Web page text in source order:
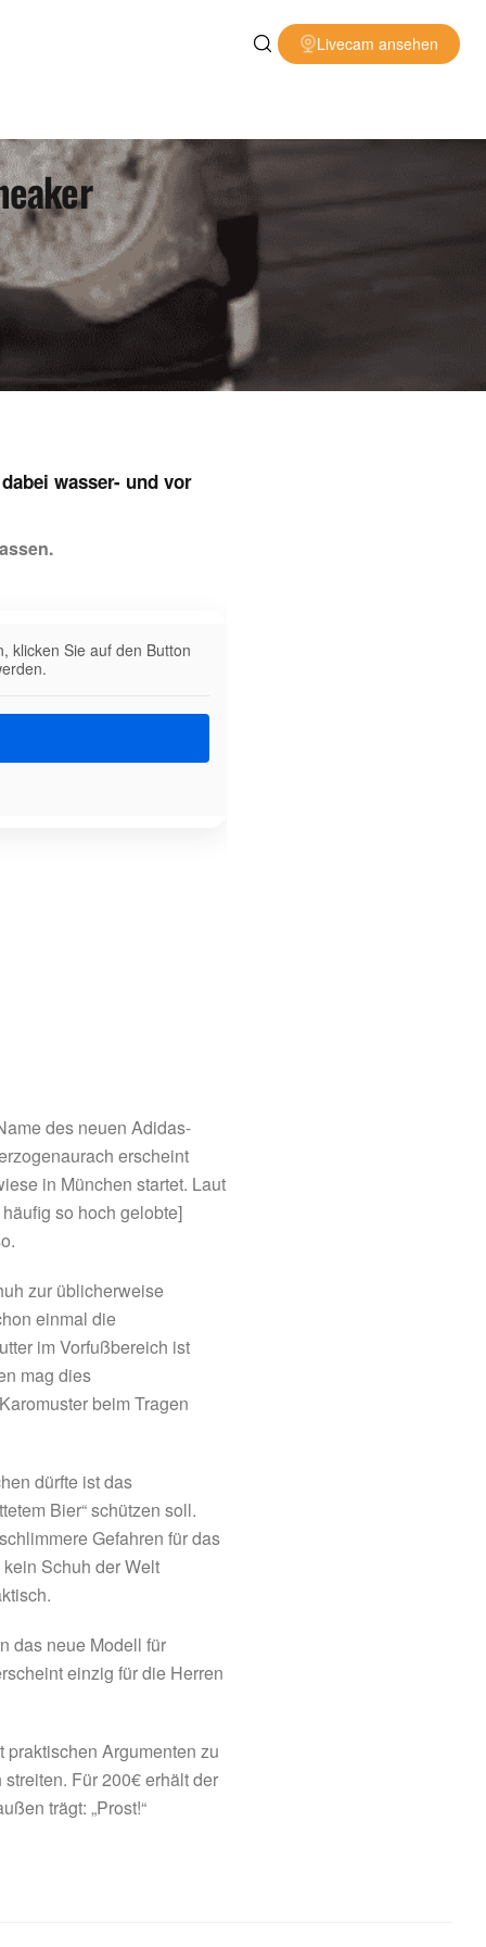
Livecam ansehen
wasser- und vor
klicken Sie auf den Button
des neuen Adidas-
erscheint
in München startet. Laut
so hoch gelobte]
zur üblicherweise
einmal die
im Vorfußbereich ist
mag dies
beim Tragen
dürfte ist das
Bier“ schützen soll.
Gefahren für das
Schuh der Welt
das neue Modell für
einzig für die Herren
Argumenten zu
Für 200€ erhält der
trägt: „Prost!“